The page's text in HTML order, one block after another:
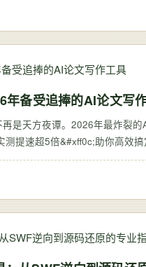
年备受追捧的AI论文写
是天方夜谭。2026年最炸裂
测提速超5倍&#xff0c;助你高效